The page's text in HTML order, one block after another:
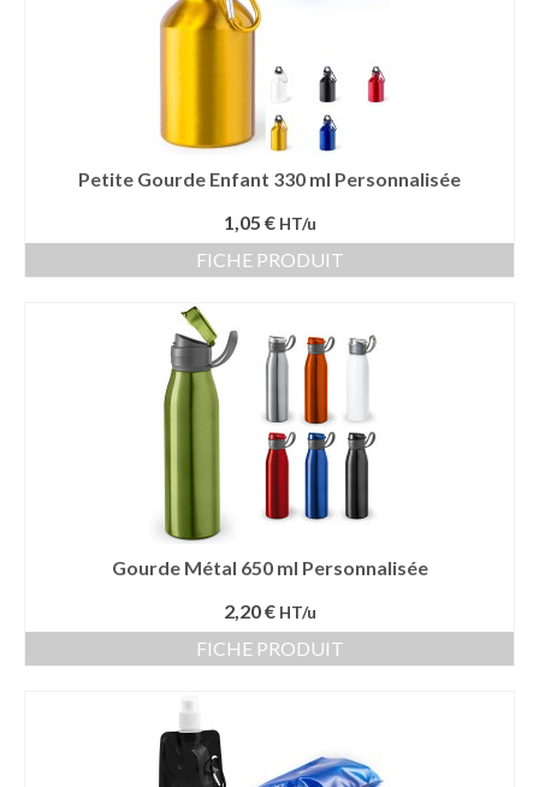
Petite Gourde Enfant 330 ml Personnalisée
1,05 € HT/u
FICHE PRODUIT
Gourde Métal 650 ml Personnalisée
2,20 € HT/u
FICHE PRODUIT